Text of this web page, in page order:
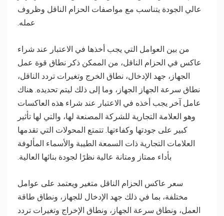
عالي الجودة يتناسب مع مواصفات الحزام الناقل وظروف
عمله.
من بين العوامل التي يجب أخذها في الاعتبار عند شراء
عاكس في الحزام الناقل، من الممكن ذكر نطاق قوة عمل
الجهاز، جهد الإدخال، نطاق الخرج وتغيرات تردد الناقل،
نطاق سرعة الجهاز الجهاز، وما إلى ذلك ليتم تحديده. هناك
عامل آخر يجب أخذه في الاعتبار عند شراء هذه العاكسات
وهو العلامة التجارية للشركة المصنعة لها، والتي لها تأثير
كبير على جودتها وكفاءتها. تتمتع المحولات التي تقدمها
العلامات التجارية ذات السمعة الطيبة والأسماء المألوفة
بأداء ممتاز ومتانة عالية نظرًا لجودة بنائها العالية.
سعر عاكس الحزام الناقل متغير ويعتمد على عوامل
مختلفة، بما في ذلك جهد الإدخال للجهاز، ونطاق طاقة
العمل، ونطاق سرعة الجهاز، ونطاق الإخراج وتغيرات تردد